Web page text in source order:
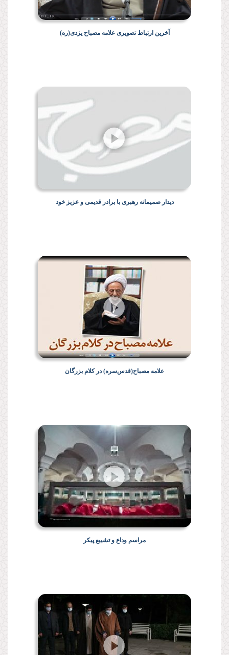
آخرین ارتباط تصویری علامه مصباح یزدی(ره)
دیدار صمیمانه رهبری با برادر قدیمی و عزیز خود
علامه مصباح(قدس‌سره) در کلام بزرگان
مراسم وداع و تشییع پیکر